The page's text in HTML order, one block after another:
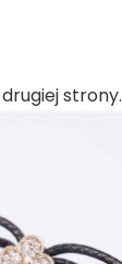
strony.